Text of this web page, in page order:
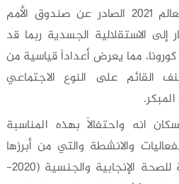
ووفقاً لتقرير حالة سكان العالم 2021 الصادر عن صندوق الأمم
إلى الاستقلالية الجسدية ربما قد
مما يعرض أعداداً قياسية من
القائم على النوع الاجتماعي
انه واحتفالاً بهذه المناسبة
والانشطة والتي من أبرزها
اطلاق الاستراتيجية الوطنية للصحة الإنجابية والجنسية (2020-